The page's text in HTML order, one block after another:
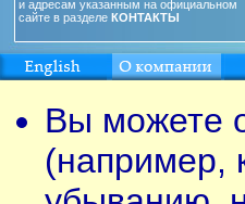
и адресам указанным на официальном
сайте в разделе КОНТАКТЫ
Вы можете
(например,